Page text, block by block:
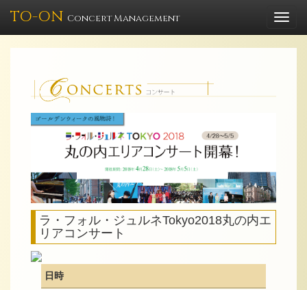
TO-ON Concert Management
ラ・フォル・ジュルネTokyo2018丸の内エ
リアコンサート
日時